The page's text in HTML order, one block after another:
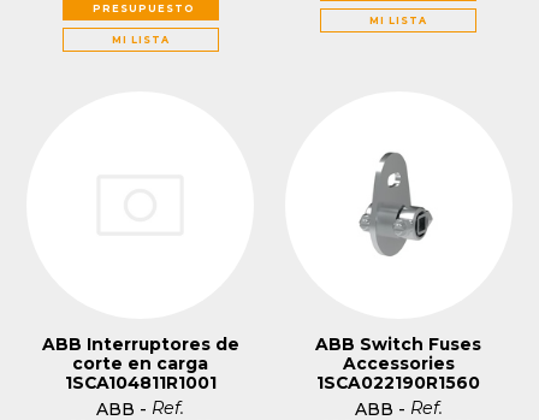
PRESUPUESTO
MI LISTA
MI LISTA
ABB Interruptores de
corte en carga
1SCA104811R1001
ABB - Ref.
ABB Switch Fuses
Accessories
1SCA022190R1560
ABB - Ref.